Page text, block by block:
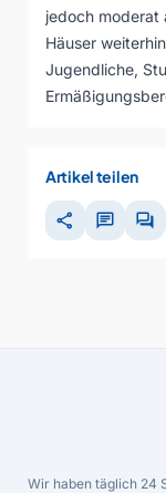
jedoch moderat
Häuser
Jugendliche,
Artikel teilen
share chat forum
Wir haben täglich 24